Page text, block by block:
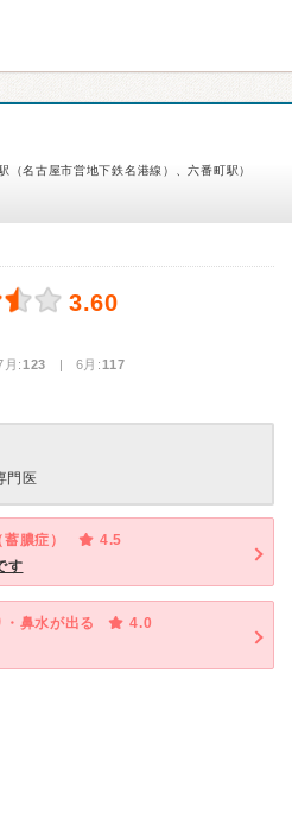
名古屋市営地下鉄名港線）、六番町駅）
3.60
:123 | 6月:117
門医
膿症）
4.5
す
鼻水が出る
4.0